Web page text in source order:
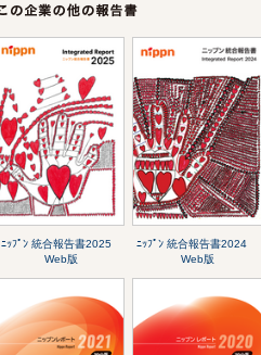
ﾆｯﾌﾟﾝ 統合報告書2025
Web版
ﾆｯﾌﾟﾝ 統合報告書2024
Web版